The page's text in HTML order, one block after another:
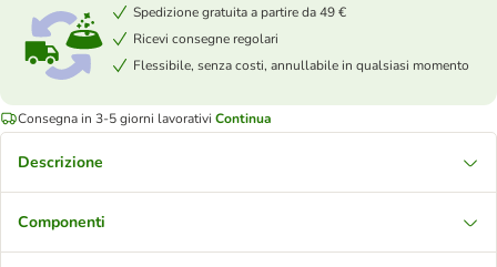
Spedizione gratuita a partire da 49 €
Ricevi consegne regolari
Flessibile, senza costi, annullabile in qualsiasi momento
Consegna in 3-5 giorni lavorativi Continua
Descrizione
Componenti